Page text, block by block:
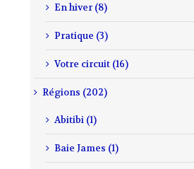
En hiver (8)
Pratique (3)
Votre circuit (16)
Régions (202)
Abitibi (1)
Baie James (1)